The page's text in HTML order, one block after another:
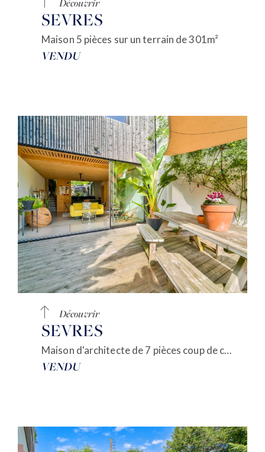
SEVRES
Maison 5 pièces sur un terrain de 301m²
VENDU
Découvrir
SEVRES
Maison d'architecte de 7 pièces coup de coeur
VENDU